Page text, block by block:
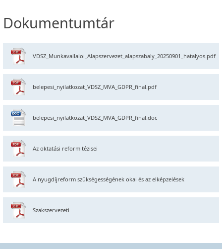
Dokumentumtár
VDSZ_Munkavallaloi_Alapszervezet_alapszabaly_20250901_hatalyos.pdf
belepesi_nyilatkozat_VDSZ_MVA_GDPR_final.pdf
belepesi_nyilatkozat_VDSZ_MVA_GDPR_final.doc
Az oktatási reform tézisei
A nyugdíjreform szükségességének okai és az elképzelések
Szakszervezeti